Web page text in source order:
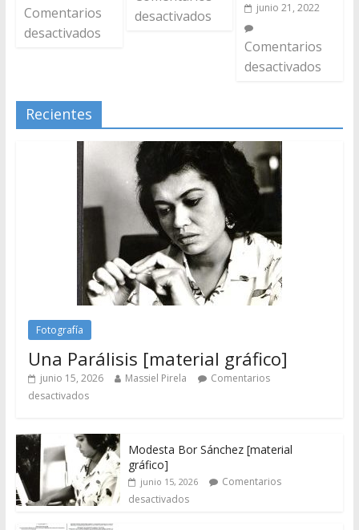
Comentarios
desactivados
desactivados
junio 21, 2022
Comentarios
desactivados
Recientes
Fotografía
Una Parálisis [material gráfico]
junio 15, 2026 Massiel Pirela
Comentarios
desactivados
Modesta Bor Sánchez [material
gráfico]
junio 15, 2026
Comentarios
desactivados